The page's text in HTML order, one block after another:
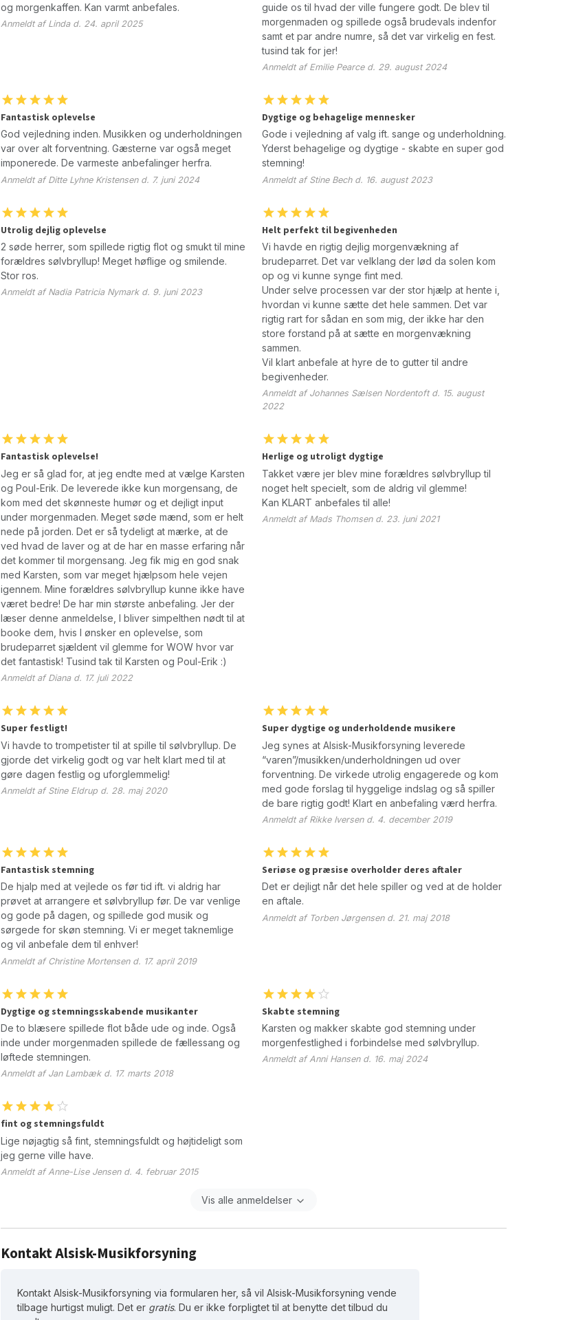
og morgenkaffen. Kan varmt anbefales.
Anmeldt af Linda d. 24. april 2025
guide os til hvad der ville fungere godt. De blev til
morgenmaden og spillede også brudevals indenfor
samt et par andre numre, så det var virkelig en fest.
tusind tak for jer!
Anmeldt af Emilie Pearce d. 29. august 2024
Fantastisk oplevelse
God vejledning inden. Musikken og underholdningen
var over alt forventning. Gæsterne var også meget
imponerede. De varmeste anbefalinger herfra.
Anmeldt af Ditte Lyhne Kristensen d. 7. juni 2024
Dygtige og behagelige mennesker
Gode i vejledning af valg ift. sange og underholdning.
Yderst behagelige og dygtige - skabte en super god
stemning!
Anmeldt af Stine Bech d. 16. august 2023
Utrolig dejlig oplevelse
2 søde herrer, som spillede rigtig flot og smukt til mine
forældres sølvbryllup! Meget høflige og smilende.
Stor ros.
Anmeldt af Nadia Patricia Nymark d. 9. juni 2023
Helt perfekt til begivenheden
Vi havde en rigtig dejlig morgenvækning af
brudeparret. Det var velklang der lød da solen kom
op og vi kunne synge fint med.
Under selve processen var der stor hjælp at hente i,
hvordan vi kunne sætte det hele sammen. Det var
rigtig rart for sådan en som mig, der ikke har den
store forstand på at sætte en morgenvækning
sammen.
Vil klart anbefale at hyre de to gutter til andre
begivenheder.
Anmeldt af Johannes Sælsen Nordentoft d. 15. august
2022
Fantastisk oplevelse!
Jeg er så glad for, at jeg endte med at vælge Karsten
og Poul-Erik. De leverede ikke kun morgensang, de
kom med det skønneste humør og et dejligt input
under morgenmaden. Meget søde mænd, som er helt
nede på jorden. Det er så tydeligt at mærke, at de
ved hvad de laver og at de har en masse erfaring når
det kommer til morgensang. Jeg fik mig en god snak
med Karsten, som var meget hjælpsom hele vejen
igennem. Mine forældres sølvbryllup kunne ikke have
været bedre! De har min største anbefaling. Jer der
læser denne anmeldelse, I bliver simpelthen nødt til at
booke dem, hvis I ønsker en oplevelse, som
brudeparret sjældent vil glemme for WOW hvor var
det fantastisk! Tusind tak til Karsten og Poul-Erik :)
Anmeldt af Diana d. 17. juli 2022
Herlige og utroligt dygtige
Takket være jer blev mine forældres sølvbryllup til
noget helt specielt, som de aldrig vil glemme!
Kan KLART anbefales til alle!
Anmeldt af Mads Thomsen d. 23. juni 2021
Super festligt!
Vi havde to trompetister til at spille til sølvbryllup. De
gjorde det virkelig godt og var helt klart med til at
gøre dagen festlig og uforglemmelig!
Anmeldt af Stine Eldrup d. 28. maj 2020
Super dygtige og underholdende musikere
Jeg synes at Alsisk-Musikforsyning leverede
“varen”/musikken/underholdningen ud over
forventning. De virkede utrolig engagerede og kom
med gode forslag til hyggelige indslag og så spiller
de bare rigtig godt! Klart en anbefaling værd herfra.
Anmeldt af Rikke Iversen d. 4. december 2019
Fantastisk stemning
De hjalp med at vejlede os før tid ift. vi aldrig har
prøvet at arrangere et sølvbryllup før. De var venlige
og gode på dagen, og spillede god musik og
sørgede for skøn stemning. Vi er meget taknemlige
og vil anbefale dem til enhver!
Anmeldt af Christine Mortensen d. 17. april 2019
Seriøse og præsise overholder deres aftaler
Det er dejligt når det hele spiller og ved at de holder
en aftale.
Anmeldt af Torben Jørgensen d. 21. maj 2018
Dygtige og stemningsskabende musikanter
De to blæsere spillede flot både ude og inde. Også
inde under morgenmaden spillede de fællessang og
løftede stemningen.
Anmeldt af Jan Lambæk d. 17. marts 2018
Skabte stemning
Karsten og makker skabte god stemning under
morgenfestlighed i forbindelse med sølvbryllup.
Anmeldt af Anni Hansen d. 16. maj 2024
fint og stemningsfuldt
Lige nøjagtig så fint, stemningsfuldt og højtideligt som
jeg gerne ville have.
Anmeldt af Anne-Lise Jensen d. 4. februar 2015
Vis alle anmeldelser
Kontakt Alsisk-Musikforsyning
Kontakt Alsisk-Musikforsyning via formularen her, så vil Alsisk-Musikforsyning vende
tilbage hurtigst muligt. Det er gratis. Du er ikke forpligtet til at benytte det tilbud du